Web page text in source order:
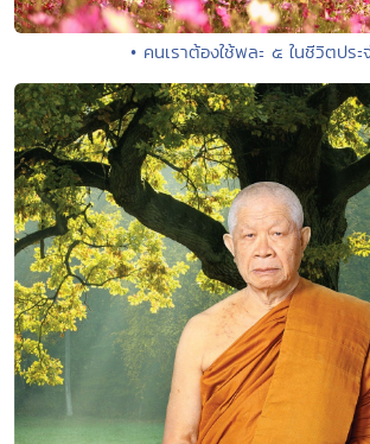
• คนเราต้องใช้พละ ๕ ในชีวิตประ